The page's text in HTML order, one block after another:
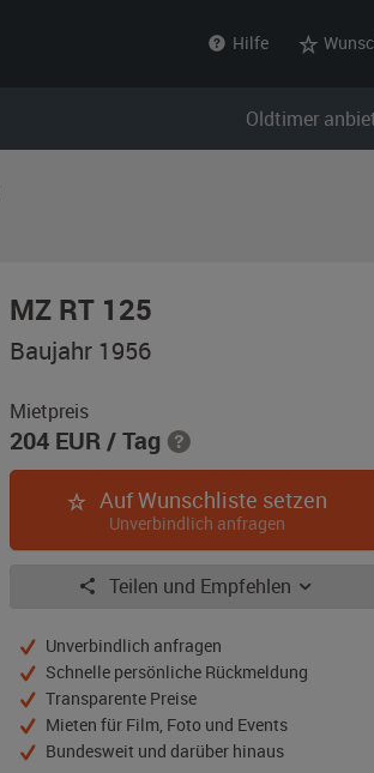
Hilfe
Oldtimer
MZ RT 125
Baujahr 1956
Mietpreis
204 EUR/ Tag
Auf Wunschliste setzen
Unverbindlich anfragen
Teilen und Empfehlen
Unverbindlich anfragen
Schnelle persönliche Rückmeldung
Transparente Preise
Mieten für Film, Foto und Events
Bundesweit und darüber hinaus